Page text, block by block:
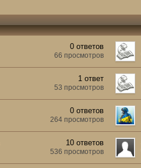
0 ответов
66 просмотров
1 ответ
53 просмотров
0 ответов
264 просмотров
10 ответов
536 просмотров